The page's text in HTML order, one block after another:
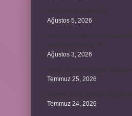
Ağustos 5, 2026
Ağustos 3, 2026
Temmuz 25, 2026
Temmuz 24, 2026